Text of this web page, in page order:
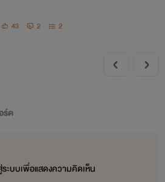
43 2 2
ร์ด
ะบบเพื่อแสดงความคิดเห็น